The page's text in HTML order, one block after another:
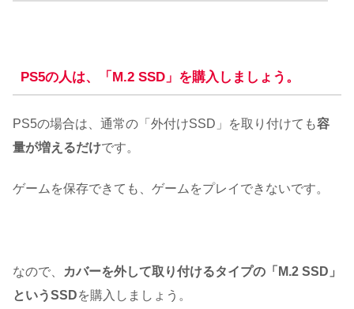
PS5の人は、「M.2 SSD」を購入しましょう。
PS5の場合は、通常の「外付けSSD」を取り付けても容
量が増えるだけです。
ゲームを保存できても、ゲームをプレイできないです。
なので、
カバーを外して取り付けるタイプの「M.2 SSD」
というSSDを購入しましょう。